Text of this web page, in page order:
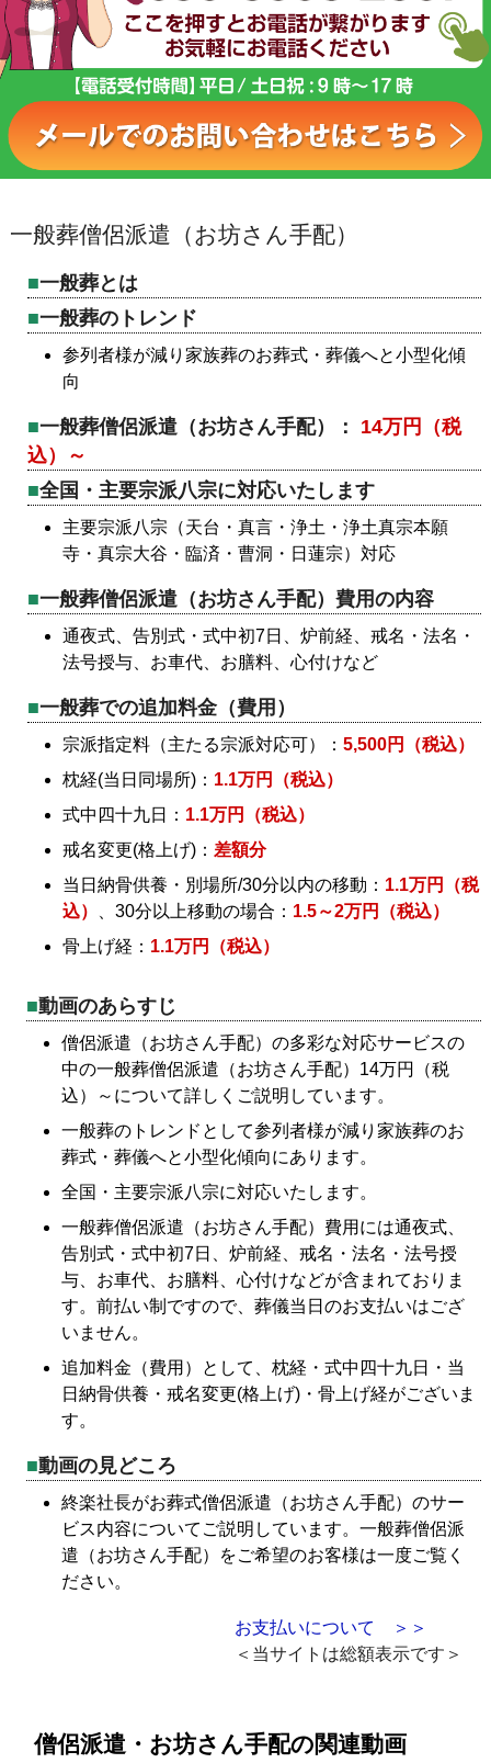
一般葬僧侶派遣（お坊さん手配）
一般葬とは
一般葬のトレンド
参列者様が減り家族葬のお葬式・葬儀へと小型化傾
向
一般葬僧侶派遣（お坊さん手配）： 14万円（税
込）～
全国・主要宗派八宗に対応いたします
主要宗派八宗（天台・真言・浄土・浄土真宗本願
寺・真宗大谷・臨済・曹洞・日蓮宗）対応
一般葬僧侶派遣（お坊さん手配）費用の内容
通夜式、告別式・式中初7日、炉前経、戒名・法名・
法号授与、お車代、お膳料、心付けなど
一般葬での追加料金（費用）
宗派指定料（主たる宗派対応可）： 5,500円（税込）
枕経(当日同場所)： 1.1万円（税込）
式中四十九日： 1.1万円（税込）
戒名変更(格上げ)： 差額分
当日納骨供養・別場所/30分以内の移動： 1.1万円（税
込）
、30分以上移動の場合： 1.5～2万円（税込）
骨上げ経： 1.1万円（税込）
動画のあらすじ
僧侶派遣（お坊さん手配）の多彩な対応サービスの
中の一般葬僧侶派遣（お坊さん手配）14万円（税
込）～について詳しくご説明しています。
一般葬のトレンドとして参列者様が減り家族葬のお
葬式・葬儀へと小型化傾向にあります。
全国・主要宗派八宗に対応いたします。
一般葬僧侶派遣（お坊さん手配）費用には通夜式、
告別式・式中初7日、炉前経、戒名・法名・法号授
与、お車代、お膳料、心付けなどが含まれておりま
す。前払い制ですので、葬儀当日のお支払いはござ
いません。
追加料金（費用）として、枕経・式中四十九日・当
日納骨供養・戒名変更(格上げ)・骨上げ経がございま
す。
動画の見どころ
終楽社長がお葬式僧侶派遣（お坊さん手配）のサー
ビス内容についてご説明しています。一般葬僧侶派
遣（お坊さん手配）をご希望のお客様は一度ご覧く
ださい。
お支払いについて ＞＞
＜当サイトは総額表示です＞
僧侶派遣・お坊さん手配の関連動画